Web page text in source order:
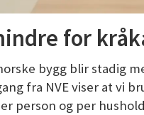
for
bygg blir stadig
fra NVE viser at vi
person og per